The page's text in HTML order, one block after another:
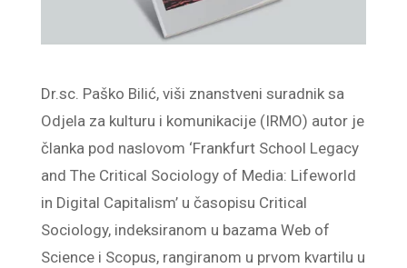
Dr.sc. Paško Bilić, viši znanstveni suradnik sa
Odjela za kulturu i komunikacije (IRMO) autor je
članka pod naslovom ‘Frankfurt School Legacy
and The Critical Sociology of Media: Lifeworld
in Digital Capitalism’ u časopisu Critical
Sociology, indeksiranom u bazama Web of
Science i Scopus, rangiranom u prvom kvartilu u